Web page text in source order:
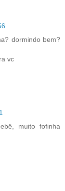
dormindo bem?
vc
muito fofinha